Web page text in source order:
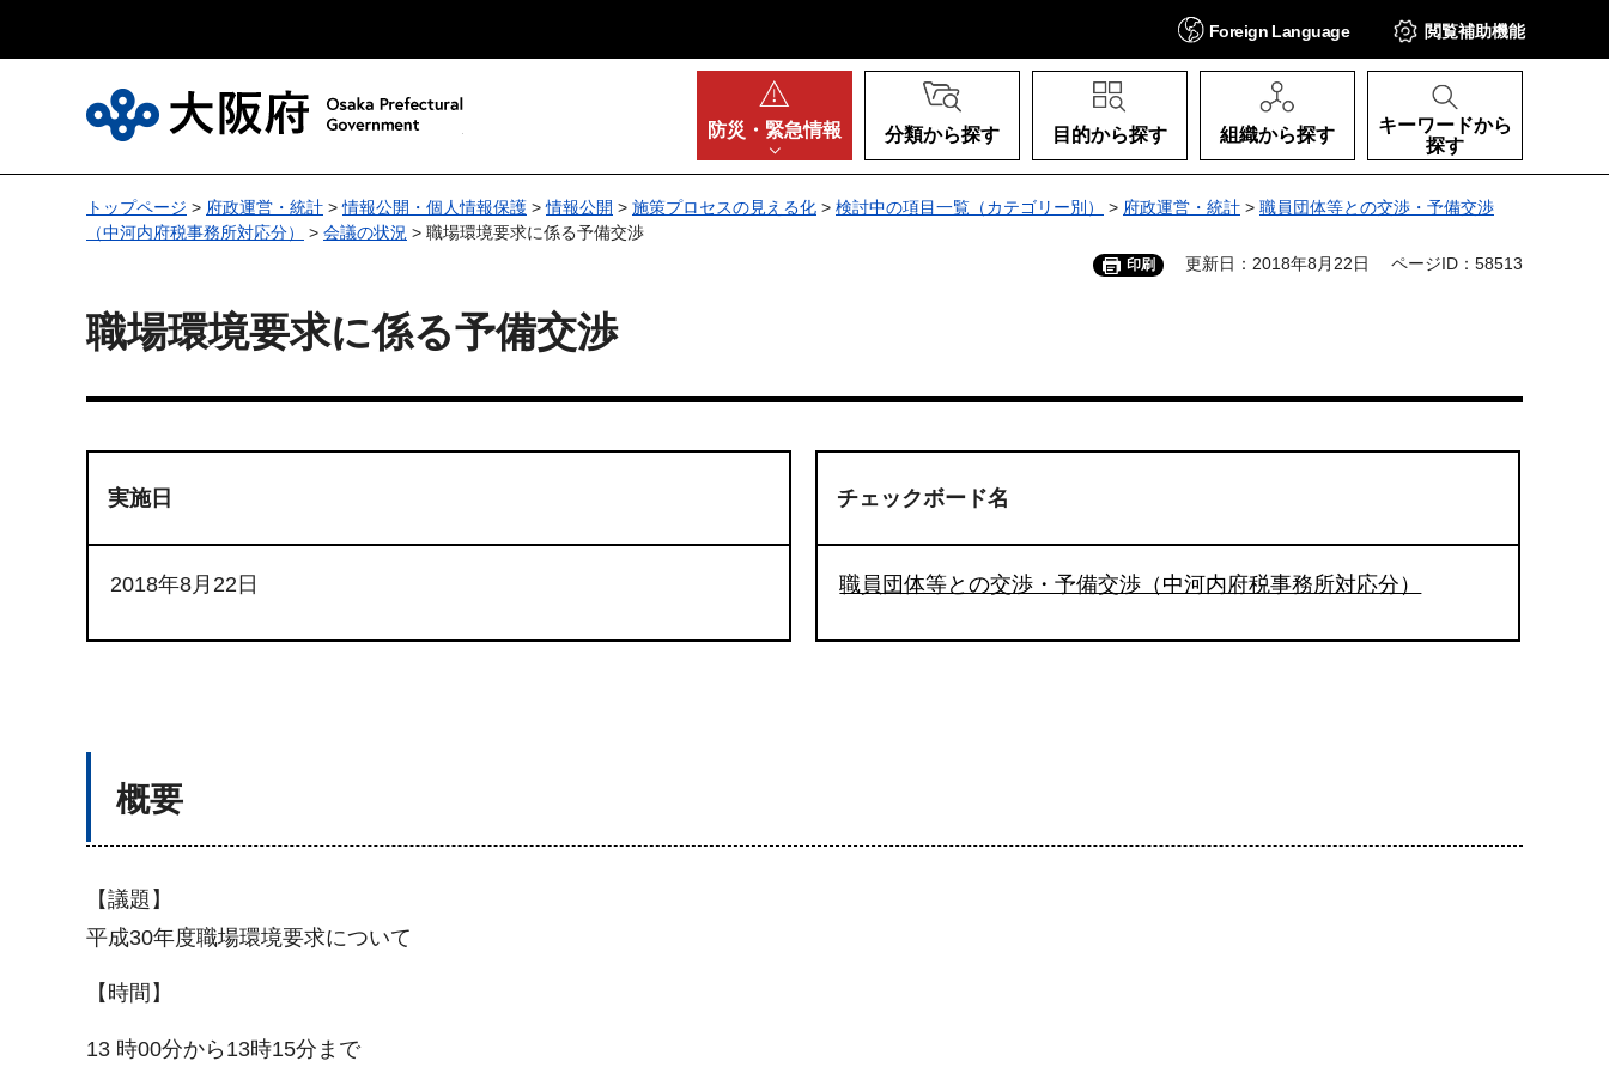
Foreign Language 閲覧補助機能
防災・ 緊急情報 分類から探す 目的から探す 組織から探す
キーワードから
探す
トップページ > 府政運営・統計 >情報公開・個人情報保護 >情報公開 > 施策プロセスの見える化 > 検討中の項目一覧（カテゴリー別） > 府政運営・統計 > 職員団体等との交渉・予備交渉
（中河内府税事務所対応分）
> 会議の状況 > 職場環境要求に係る予備交渉
印刷 更新日：2018年8月22日 ページID：58513
職場環境要求に係る予備交渉
実施日
2018年8月22日
チェックボード名
職員団体等との交渉・予備交渉（中河内府税事務所対応分）
概要
【議題】
平成30年度職場環境要求について
【時間】
13 時00分から13時15分まで